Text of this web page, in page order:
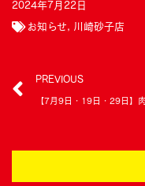
2024年7月22日
お知らせ, 川崎砂子店
PREVIOUS